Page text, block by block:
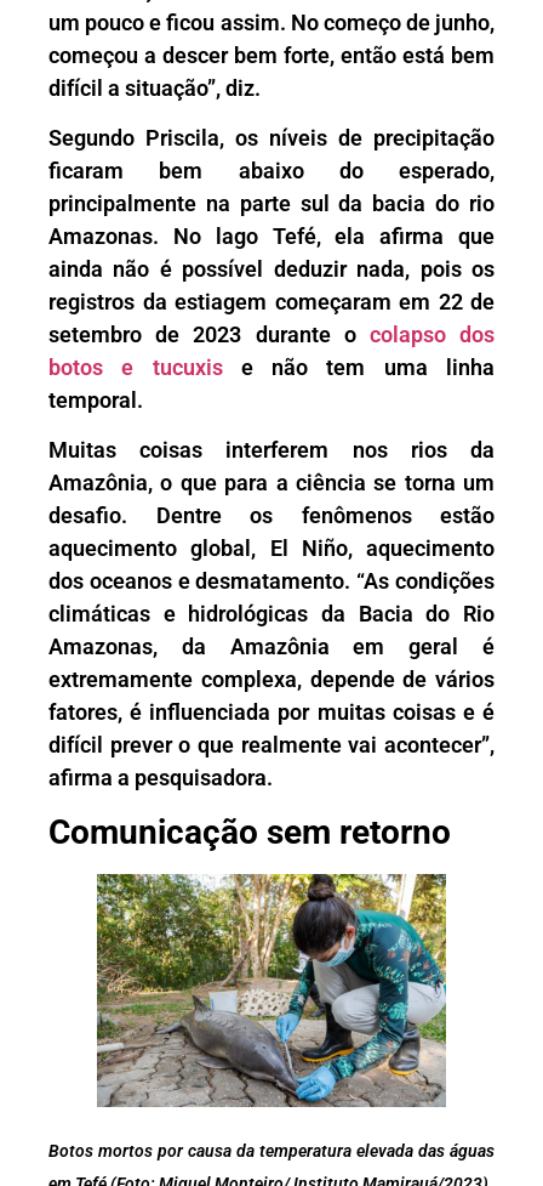
um pouco e ficou assim. No começo de junho,
começou a descer bem forte, então está bem
difícil a situação”, diz.
Segundo Priscila, os níveis de precipitação
ficaram bem abaixo do esperado,
principalmente na parte sul da bacia do rio
Amazonas. No lago Tefé, ela afirma que
ainda não é possível deduzir nada, pois os
registros da estiagem começaram em 22 de
setembro de 2023 durante o colapso dos
botos e tucuxise não tem uma linha
temporal.
Muitas coisas interferem nos rios da
Amazônia, o que para a ciência se torna um
desafio. Dentre os fenômenos estão
aquecimento global, El Niño, aquecimento
dos oceanos e desmatamento. “As condições
climáticas e hidrológicas da Bacia do Rio
Amazonas, da Amazônia em geral é
extremamente complexa, depende de vários
fatores, é influenciada por muitas coisas e é
difícil prever o que realmente vai acontecer”,
afirma a pesquisadora.
Comunicação sem retorno
Botos mortos por causa da temperatura elevada das águas